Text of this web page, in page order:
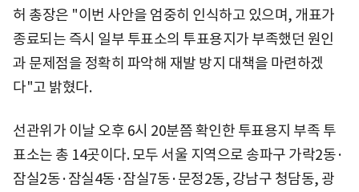
허 총장은 "이번 사안을 엄중히 인식하고 있으며, 개표가
종료되는 즉시 일부 투표소의 투표용지가 부족했던 원인
과 문제점을 정확히 파악해 재발 방지 대책을 마련하겠
다"고 밝혔다.
선관위가 이날 오후 6시 20분쯤 확인한 투표용지 부족 투
표소는 총 14곳이다. 모두 서울 지역으로 송파구 가락2동·
잠실2동·잠실4동·잠실7동·문정2동, 강남구 청담동, 광